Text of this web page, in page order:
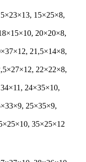
15×25×8,
20×20×8,
21,5×14×8,
22×22×8,
24×35×10,
25×35×9,
35×25×12